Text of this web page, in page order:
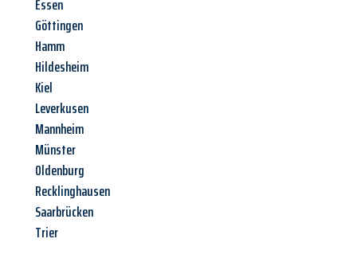
Essen
Göttingen
Hamm
Hildesheim
Kiel
Leverkusen
Mannheim
Münster
Oldenburg
Recklinghausen
Saarbrücken
Trier